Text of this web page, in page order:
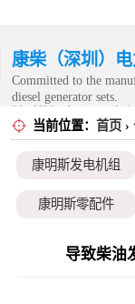
康柴（深圳）
Committed to the
diesel generator sets.
务范围内。
当前位置： 首页 ›
康明斯发电机组
康明斯零配件
导致柴油
康明斯发电机组
静音发电机组
康明斯零配件